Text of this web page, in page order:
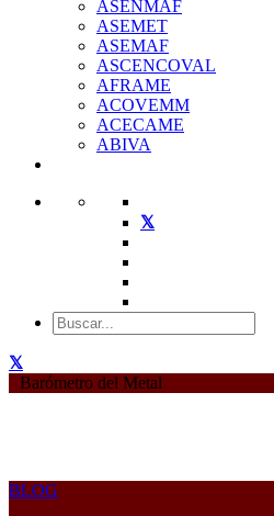
ASENMAF
ASEMET
ASEMAF
ASCENCOVAL
AFRAME
ACOVEMM
ACECAME
ABIVA
Barómetro del Metal
BLOG